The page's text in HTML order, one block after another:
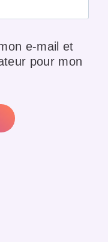
e-mail et
pour mon